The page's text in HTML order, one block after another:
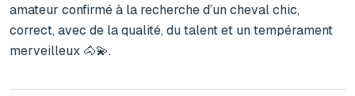
amateur confirmé à la recherche d’un cheval chic,
correct, avec de la qualité, du talent et un tempérament
merveilleux 🐴💫.